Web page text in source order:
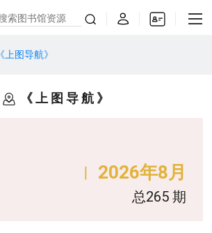
《上图导航》
《上图导航》
2026年8月
总265 期